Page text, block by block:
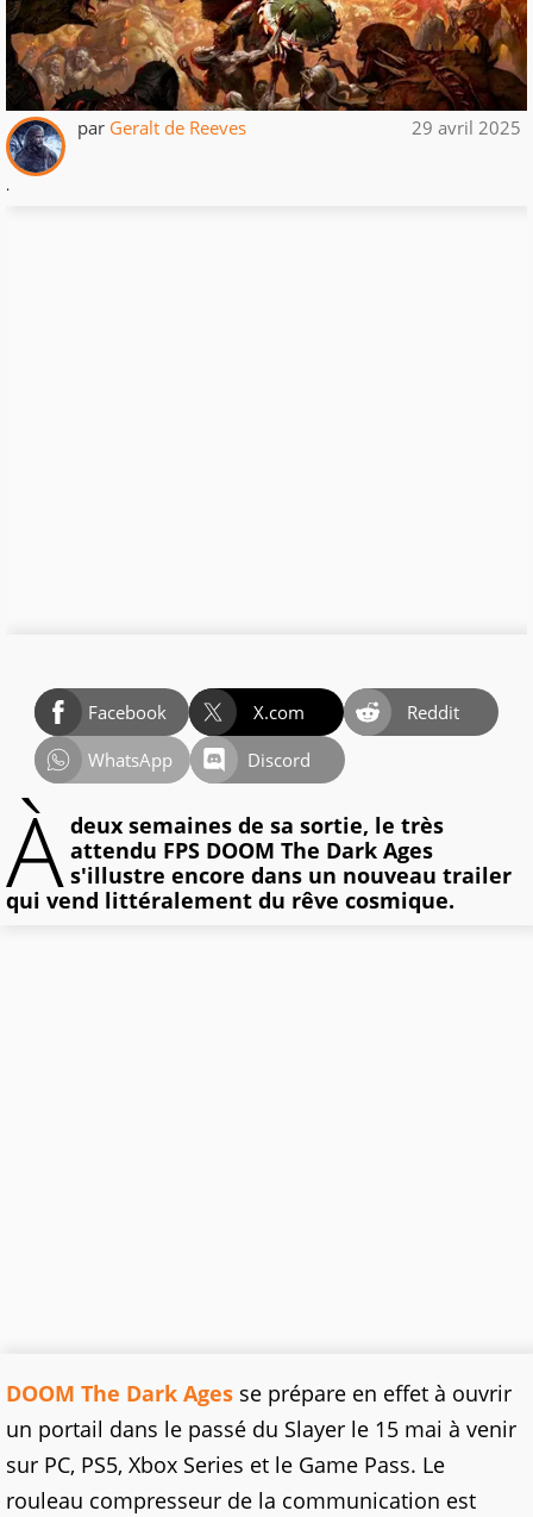
par Geralt de Reeves 29 avril 2025
.
Facebook X.com
Reddit
WhatsApp
Discord
À deux semaines de sa sortie, le très
attendu FPS DOOM The Dark Ages
s'illustre encore dans un nouveau trailer
qui vend littéralement du rêve cosmique.
DOOM The Dark Ages se prépare en effet à ouvrir
un portail dans le passé du Slayer le 15 mai à venir
sur PC, PS5, Xbox Series et le Game Pass. Le
rouleau compresseur de la communication est